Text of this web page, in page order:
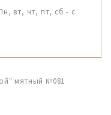
вт, чт, пт, сб - с
мятный №081